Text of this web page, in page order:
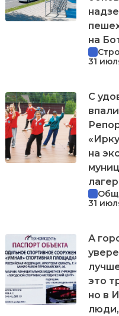
на
31
С
на
31
А
это
но в